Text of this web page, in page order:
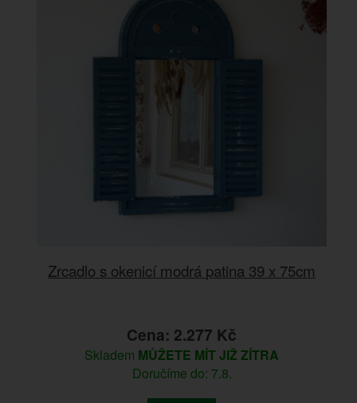
Zrcadlo s okenicí modrá patina 39 x 75cm
Cena: 2.277 Kč
Skladem MŮŽETE MÍT JIŽ ZÍTRA
Doručíme do: 7.8.